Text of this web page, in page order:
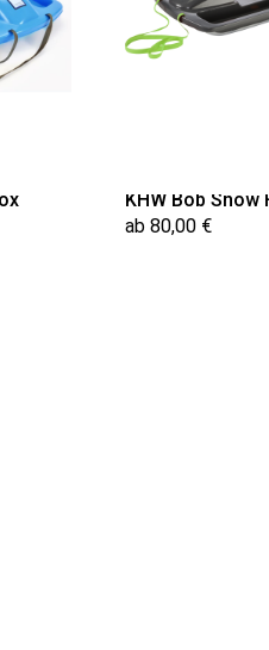
KHW Bob Snow
ab 80,00 €